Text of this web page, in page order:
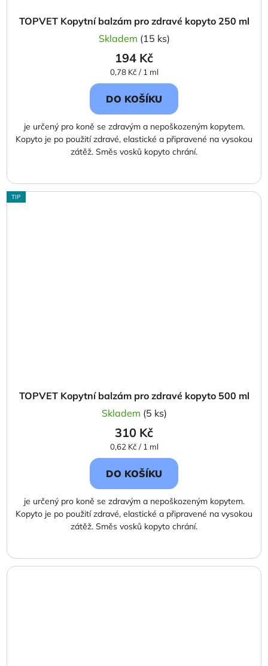
TOPVET Kopytní balzám pro zdravé kopyto 250 ml
Skladem (15 ks)
194 Kč
Měrná
cena:
0,78 Kč / 1 ml
DO KOŠÍKU
je určený pro koně se zdravým a nepoškozeným kopytem.
Kopyto je po použití zdravé, elastické a připravené na vysokou
zátěž. Směs vosků kopyto chrání.
TIP
TOPVET Kopytní balzám pro zdravé kopyto 500 ml
Skladem (5 ks)
310 Kč
Měrná
cena:
0,62 Kč / 1 ml
DO KOŠÍKU
je určený pro koně se zdravým a nepoškozeným kopytem.
Kopyto je po použití zdravé, elastické a připravené na vysokou
zátěž. Směs vosků kopyto chrání.